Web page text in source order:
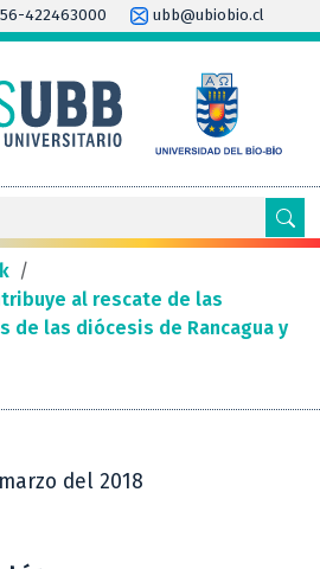
422463000 ubb@ubiobio.cl
/
al rescate de las
de las diócesis de Rancagua y
del 2018